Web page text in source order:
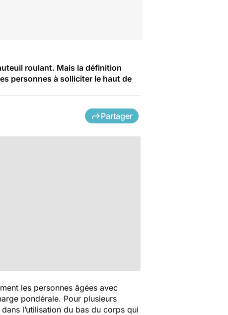
roulant. Mais la définition
personnes à solliciter le haut de
Partager
les personnes âgées avec
pondérale. Pour plusieurs
l’utilisation du bas du corps qui